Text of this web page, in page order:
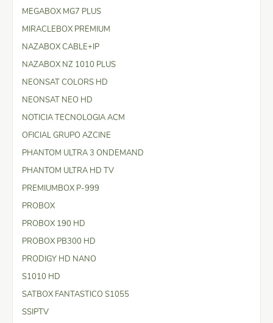
MEGABOX MG7 PLUS
MIRACLEBOX PREMIUM
NAZABOX CABLE+IP
NAZABOX NZ 1010 PLUS
NEONSAT COLORS HD
NEONSAT NEO HD
NOTICIA TECNOLOGIA ACM
OFICIAL GRUPO AZCINE
PHANTOM ULTRA 3 ONDEMAND
PHANTOM ULTRA HD TV
PREMIUMBOX P-999
PROBOX
PROBOX 190 HD
PROBOX PB300 HD
PRODIGY HD NANO
S1010 HD
SATBOX FANTASTICO S1055
SSIPTV